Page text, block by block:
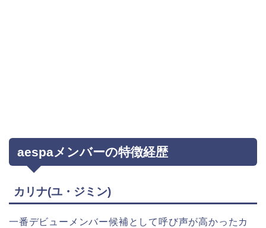
aespaメンバーの特徴経歴
カリナ(ユ・ジミン)
一番デビューメンバー候補として呼び声が高かったカ